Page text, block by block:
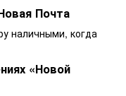
Почта
наличными, когда
«Новой